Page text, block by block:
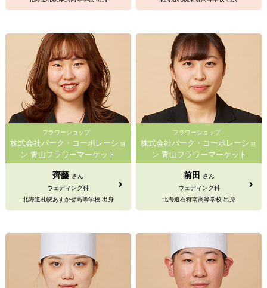
フラワーショップ
株式会社パーク・コーポレーショ
ン 青山フラワーマーケット
齊藤 さん
ウェディング科
北海道札幌あすかぜ高等学校 出身
フラワーショップ
株式会社パーク・コーポレーショ
ン 青山フラワーマーケット
前田 さん
ウェディング科
北海道石狩南高等学校 出身